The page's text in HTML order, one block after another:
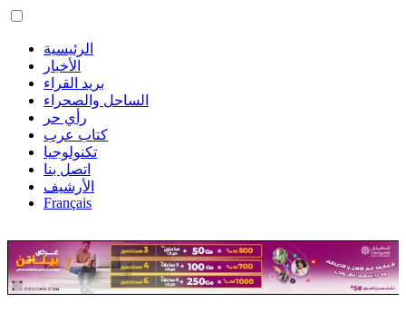
الرئيسية
الأخبار
بريد القراء
الساحل والصحراء
رأي حر
كتاب عرب
تكنولوجيا
اتصل بنا
الأرشيف
Français